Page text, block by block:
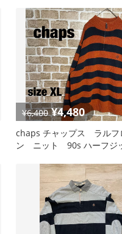
¥6,400 ¥4,480
chaps チャップス ラルフ
ン ニット 90s ハーフジ